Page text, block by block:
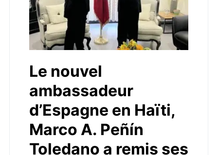
Le nouvel
ambassadeur
d’Espagne en Haïti,
Marco A. Peñín
Toledano a remis ses